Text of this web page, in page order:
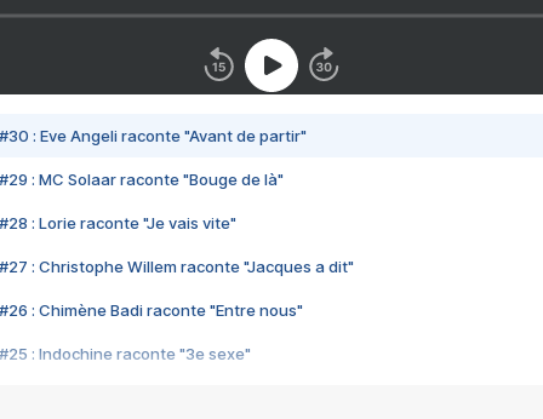
#30 : Eve Angeli raconte "Avant de partir"
#29 : MC Solaar raconte "Bouge de là"
#28 : Lorie raconte "Je vais vite"
#27 : Christophe Willem raconte "Jacques a dit"
#26 : Chimène Badi raconte "Entre nous"
#25 : Indochine raconte "3e sexe"